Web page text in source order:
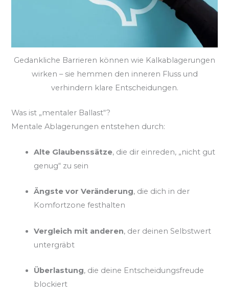
Gedankliche Barrieren können wie Kalkablagerungen
wirken – sie hemmen den inneren Fluss und
verhindern klare Entscheidungen.
Was ist „mentaler Ballast“?
Mentale Ablagerungen entstehen durch:
Alte Glaubenssätze, die dir einreden, „nicht gut
genug“ zu sein
Ängste vor Veränderung, die dich in der
Komfortzone festhalten
Vergleich mit anderen, der deinen Selbstwert
untergräbt
Überlastung, die deine Entscheidungsfreude
blockiert